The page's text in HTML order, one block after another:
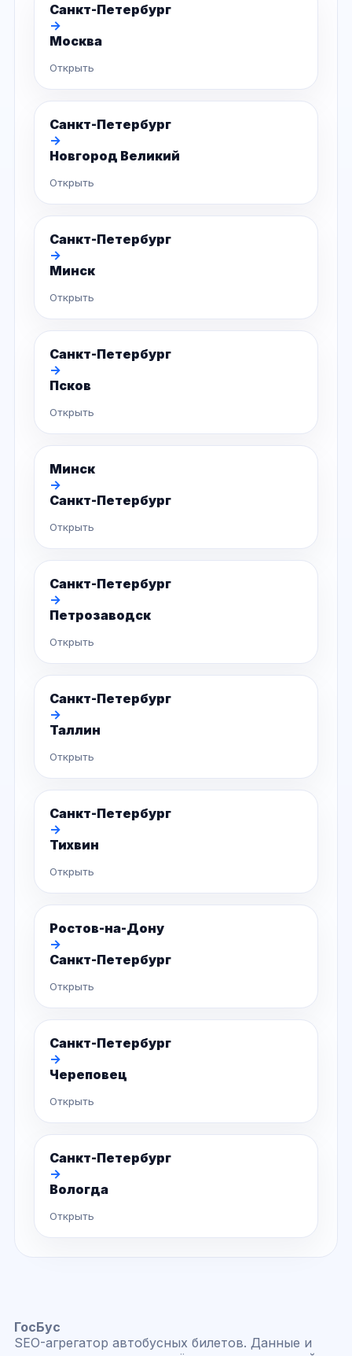
Санкт-Петербург
→
Москва
Открыть
Санкт-Петербург
→
Новгород Великий
Открыть
Санкт-Петербург
→
Минск
Открыть
Санкт-Петербург
→
Псков
Открыть
Минск
→
Санкт-Петербург
Открыть
Санкт-Петербург
→
Петрозаводск
Открыть
Санкт-Петербург
→
Таллин
Открыть
Санкт-Петербург
→
Тихвин
Открыть
Ростов-на-Дону
→
Санкт-Петербург
Открыть
Санкт-Петербург
→
Череповец
Открыть
Санкт-Петербург
→
Вологда
Открыть
ГосБус
SEO-агрегатор автобусных билетов. Данные и